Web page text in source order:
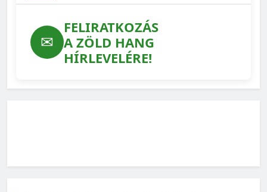
✉
FELIRATKOZÁS
A ZÖLD HANG
HÍRLEVELÉRE!